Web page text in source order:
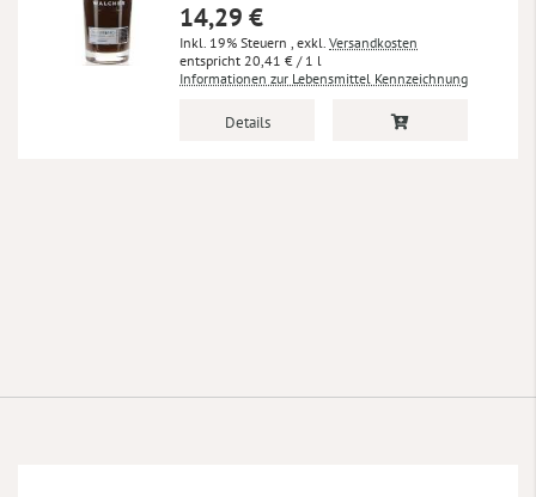
14,29 €
Inkl. 19% Steuern , exkl. Versandkosten
20,41 € / 1 l
Informationen zur Lebensmittel Kennzeichnung
Details